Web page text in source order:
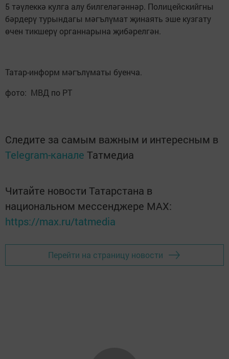
5 тәүлеккә кулга алу билгеләгәннәр. Полицейскийгны
бәрдерү турындагы мәгълүмат җинаять эше кузгату
өчен тикшерү органнарына җибәрелгән.
Татар-информ мәгълүматы буенча.
фото: МВД по РТ
Следите за самым важным и интересным в
Telegram-канале Татмедиа
Читайте новости Татарстана в
национальном мессенджере MАХ:
https://max.ru/tatmedia
Перейти на страницу новости